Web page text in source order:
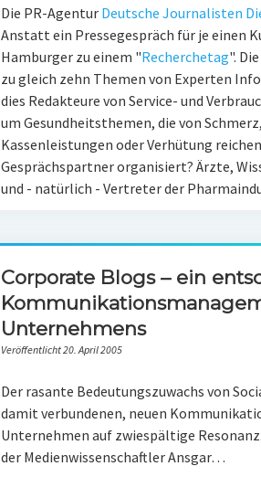
Die PR-Agentur Deutsche Journalisten
Anstatt ein Pressegespräch für je einen
Hamburger zu einem "Recherchetag".
zu gleich zehn Themen von Experten
dies Redakteure von Service- und
um Gesundheitsthemen, die von
Kassenleistungen oder Verhütung
Gesprächspartner organisiert? Ärzte,
und - natürlich - Vertreter der
Corporate Blogs – ein
Unternehmens
Veröffentlicht 20. April 2005
Der rasante Bedeutungszuwachs von
damit verbundenen, neuen
Unternehmen auf zwiespältige
der Medienwissenschaftler Ansgar…